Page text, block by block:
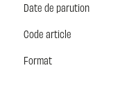
Date de parution
Code article
Format